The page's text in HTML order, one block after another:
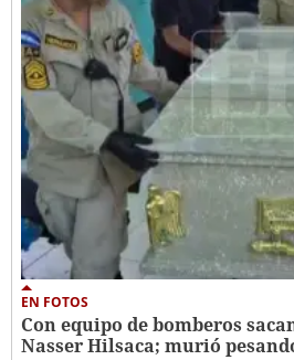
EN FOTOS
Con equipo de bomberos
Nasser Hilsaca; murió